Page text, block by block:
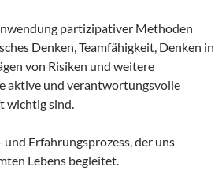
partizipativer Methoden
Denken, Teamfähigkeit, Denken in
von Risiken und weitere
aktive und verantwortungsvolle
wichtig sind.
und Erfahrungsprozess, der uns
Lebens begleitet.